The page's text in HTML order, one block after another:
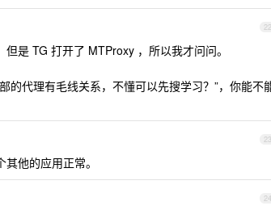
22
是 TG 打开了 MTProxy ，所以我才问问。
的代理有毛线关系，不懂可以先搜学习？”，你能不
23
他的应用正常。
24